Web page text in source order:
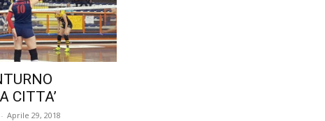
CITTA’
- Aprile 29, 2018